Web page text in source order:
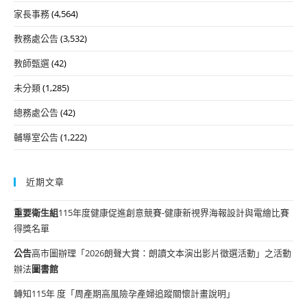
家長事務(4,564)
教務處公告(3,532)
教師甄選(42)
未分類(1,285)
總務處公告(42)
輔導室公告(1,222)
近期文章
重要衛生組115年度健康促進創意競賽-健康新視界海報設計與電繪比賽
得獎名單
公告高市圖辦理「2026朗聲大賞：朗讀文本演出影片徵選活動」之活動
辦法圖書館
轉知115年 度「周產期高風險孕產婦追蹤關懷計畫說明」